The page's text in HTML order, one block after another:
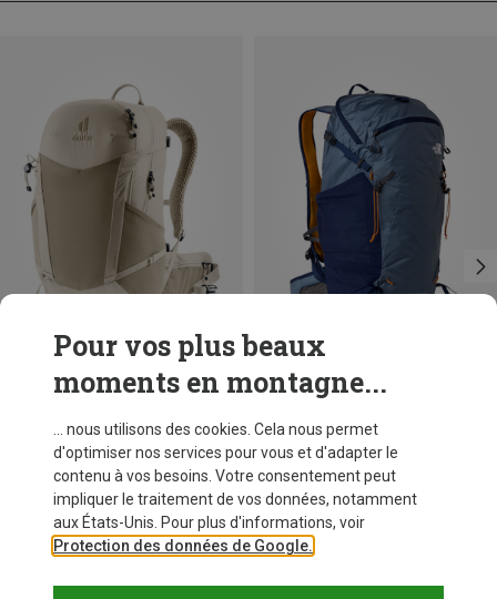
Vous économisez 16%
The North Face
Sac à dos Trail Lite Speed 30
CHF 129,60
30L | L-XL 30L | S-M
Pour vos plus beaux
moments en montagne...
... nous utilisons des cookies. Cela nous permet
d'optimiser nos services pour vous et d'adapter le
contenu à vos besoins. Votre consentement peut
impliquer le traitement de vos données, notamment
aux États-Unis. Pour plus d'informations, voir
Protection des données de Google.